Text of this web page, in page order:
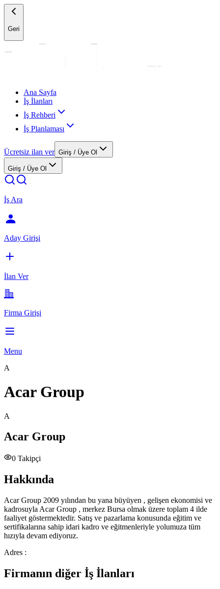
Geri
Ana Sayfa
İş İlanları
İş Rehberi
İş Planlaması
Ücretsiz ilan ver Giriş / Üye Ol
Giriş / Üye Ol
İş Ara
Aday Girişi
İlan Ver
Firma Girişi
Menu
A
Acar Group
A
Acar Group
0 Takipçi
Hakkında
Acar Group 2009 yılından bu yana büyüyen , gelişen ekonomisi ve
kadrosuyla Acar Group , merkez Bursa olmak üzere toplam 4 ilde
faaliyet göstermektedir. Satış ve pazarlama konusunda eğitim ve
sertifikalarına sahip idari kadro ve eğitmenleriyle yolumuza tüm
hızıyla devam ediyoruz.
Adres :
Firmanın diğer İş İlanları